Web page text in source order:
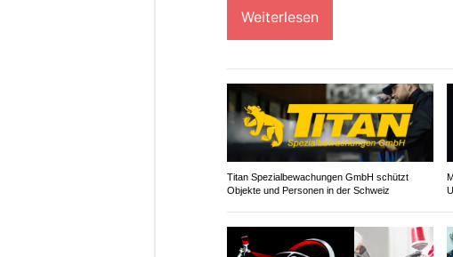
Weiterlesen
Titan Spezialbewachungen GmbH schützt
Objekte und Personen in der Schweiz